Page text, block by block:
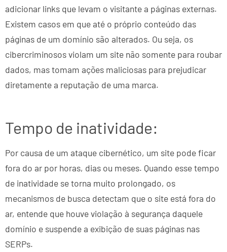
adicionar links que levam o visitante a páginas externas.
Existem casos em que até o próprio conteúdo das
páginas de um domínio são alterados. Ou seja, os
cibercriminosos violam um site não somente para roubar
dados, mas tomam ações maliciosas para prejudicar
diretamente a reputação de uma marca.
Tempo de inatividade:
Por causa de um ataque cibernético, um site pode ficar
fora do ar por horas, dias ou meses. Quando esse tempo
de inatividade se torna muito prolongado, os
mecanismos de busca detectam que o site está fora do
ar, entende que houve violação à segurança daquele
domínio e suspende a exibição de suas páginas nas
SERPs.